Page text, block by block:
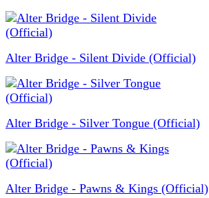
Alter Bridge - Silent Divide (Official)
Alter Bridge - Silver Tongue (Official)
Alter Bridge - Pawns & Kings (Official)